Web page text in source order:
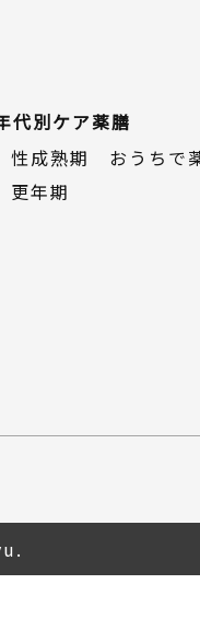
代別ケア
性成熟期
更年期
薬膳
おうちで